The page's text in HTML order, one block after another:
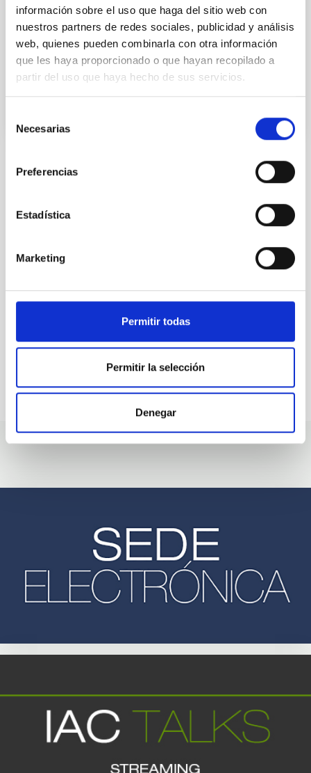
información sobre el uso que haga del sitio web con
nuestros partners de redes sociales, publicidad y análisis
web, quienes pueden combinarla con otra información
que les haya proporcionado o que hayan recopilado a
partir del uso que haya hecho de sus servicios.
Necesarias
Preferencias
Estadística
Marketing
Permitir todas
Permitir la selección
Denegar
Se convoca proceso selectivo para el ingreso, como
personal laboral fijo, de un puesto de trabajo con la
categoría profesional de Técnico/a de Taller, acogido
al Convenio y que tendrá, entre otras
looking for people with
talent.